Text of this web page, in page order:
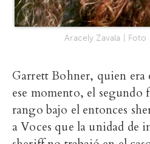
Aracely Zavala |
Garrett Bohner, quien era
ese momento, el
rango bajo el entonces
a Voces que la unidad de